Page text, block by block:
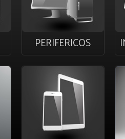
PERIFERICOS